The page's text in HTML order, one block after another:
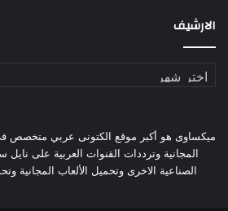
الارشيف
الارشيف
ميكساوى هو أكبر موقع الكتونى عربي متخصص
المجانية وترددات القنوات العربية على
الصناعية الاخرى وتحميل الألعاب المجانية